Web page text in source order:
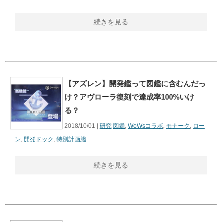
続きを見る
【アズレン】開発鑑って図鑑に含むんだっ
け？アヴローラ復刻で達成率100%いけ
る？
2018/10/01 | 研究 図鑑, WoWsコラボ, モナーク , ロー
ン, 開発ドック , 特別計画艦
続きを見る